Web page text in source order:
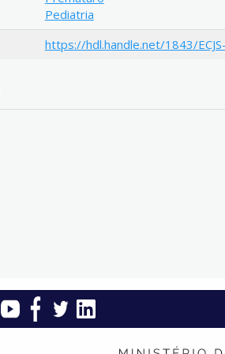
Pediatria
https://hdl.handle.net/1843/